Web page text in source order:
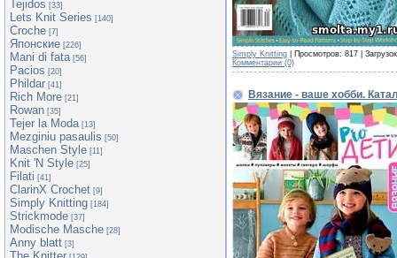
Tejidos [33]
Lets Knit Series [140]
Croche [7]
Японские [226]
Mani di fata [56]
Pacios [20]
Phildar [41]
Rich More [21]
Rowan [35]
Tejer la Moda [13]
Mezginiu pasaulis [50]
Maschen Style [11]
Knit 'N Style [25]
Filati [41]
ClarinX Crochet [9]
Simply Knitting [184]
Strickmode [37]
Modische Masche [28]
Anny blatt [3]
Simply Knitting | Просмотров: 817 |
Комментарии (0)
Вязание - ваше хобби.